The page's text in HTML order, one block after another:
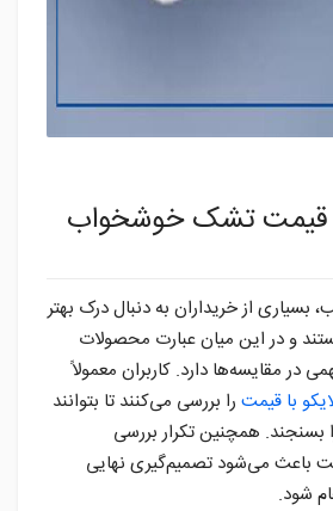
قیمت تشک خوشخواب
از خریداران به دنبال درک بهتر
و در این میان عبارت محصولات
در مقایسه‌ها دارد. کاربران معمولاً
با قیمت را بررسی می‌کنند تا بتوانند
همچنین تکرار بررسی
باعث می‌شود تصمیم‌گیری نهایی
شود.